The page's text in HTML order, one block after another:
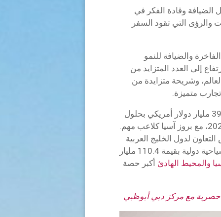
الضيافة وقادة الفكر في
والرؤى التي تقود السفر
والضيافة للنمو
إلى العدد المتزايد من
وشريحة متزايدة من
متميزة.
من المتوقع أن يصل سوق السياحة الفاخرة إلى 391 مليار دولار أمريكي بحلول
عام 2028، ارتفاعا من 239 مليار دولار في عام 2023، مع بروز آسيا كلاعب مهم.
لدول الخليج العربية
أن دول مجلس التعاون الخليجي حققت إيرادات سياحية دولية بقيمة 110.4 مليار
والمحيط الهادئ أكبر حصة
حصرية مع مركز دبي أبوظبي